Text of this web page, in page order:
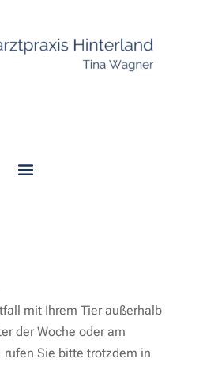
mit Ihrem Tier außerhalb
der Woche oder am
rufen Sie bitte trotzdem in